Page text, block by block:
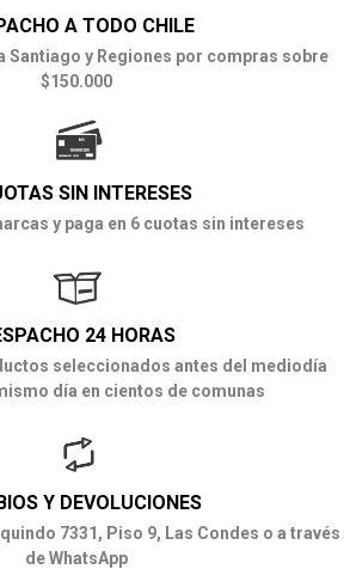
A TODO CHILE
Santiago y Regiones por compras sobre
$150.000
SIN INTERESES
y paga en 6 cuotas sin intereses
24 HORAS
seleccionados antes del mediodía
día en cientos de comunas
Y DEVOLUCIONES
7331, Piso 9, Las Condes o a través
de WhatsApp